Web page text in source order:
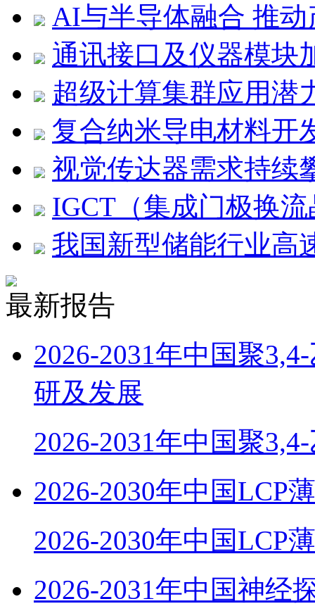
AI与半导体融合 推动
通讯接口及仪器模块
超级计算集群应用潜
复合纳米导电材料开
视觉传达器需求持续
IGCT（集成门极换
我国新型储能行业高
最新报告
2026-2031年中国聚
研及发展
2026-2031年中国聚
2026-2030年中国LCP
2026-2030年中国LCP
2026-2031年中国神经